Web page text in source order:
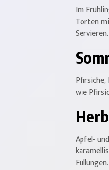
Im
Torten
Servieren.
wie
Apfel-
Füllungen.